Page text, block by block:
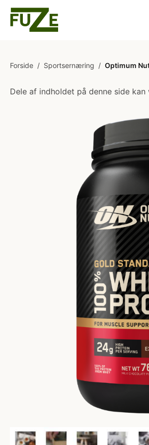
Forside / Sportsernæring / Optimum
Dele af indholdet på denne side